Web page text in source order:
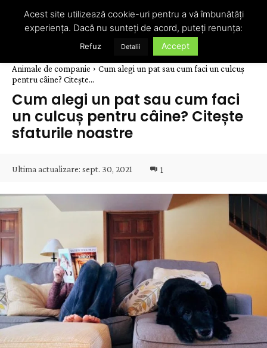
Animale de companie
Cum alegi un pat sau cum faci un culcuș
pentru câine? Citește...
Cum alegi un pat sau cum faci
un culcuș pentru câine? Citește
sfaturile noastre
Ultima actualizare: sept. 30, 2021 1
Acest site utilizează cookie-uri pentru a vă îmbunătăți
experiența. Dacă nu sunteți de acord, puteți renunța:
Refuz Detalii Accept